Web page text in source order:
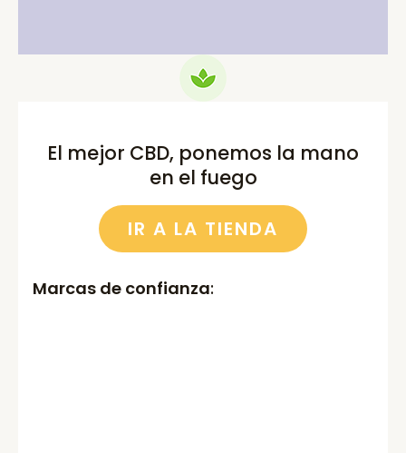
El mejor CBD, ponemos la mano
en el fuego
IR A LA TIENDA
Marcas de confianza: